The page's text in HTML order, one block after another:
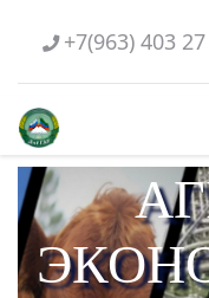
+7(963) 403